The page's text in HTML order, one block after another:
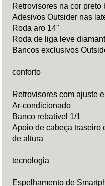
Retrovisores na cor preto
Adesivos Outsider nas
Roda aro 14"
Roda de liga leve
Bancos exclusivos
conforto
Retrovisores com ajuste
Ar-condicionado
Banco rebatível 1/1
Apoio de cabeça traseiro
de altura
tecnologia
Espelhamento de